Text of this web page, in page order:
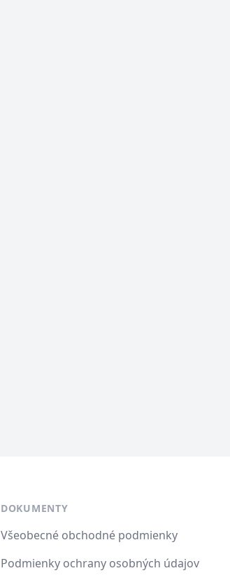
DOKUMENTY
Všeobecné obchodné podmienky
Podmienky ochrany osobných údajov